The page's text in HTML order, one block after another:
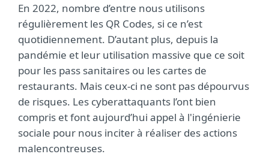
En 2022, nombre d’entre nous utilisons
régulièrement les QR Codes, si ce n’est
quotidiennement. D’autant plus, depuis la
pandémie et leur utilisation massive que ce soit
pour les pass sanitaires ou les cartes de
restaurants. Mais ceux-ci ne sont pas dépourvus
de risques. Les cyberattaquants l’ont bien
compris et font aujourd’hui appel à l'ingénierie
sociale pour nous inciter à réaliser des actions
malencontreuses.